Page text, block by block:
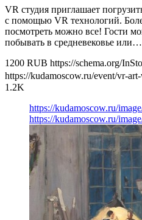
VR студия приглашает
с помощью VR технологий.
посмотреть можно все! Гости
побывать в средневековье или…
1200 RUB https://schema.org/
https://kudamoscow.ru/event/vr-
1.2K
https://kudamoscow.ru/
https://kudamoscow.ru/